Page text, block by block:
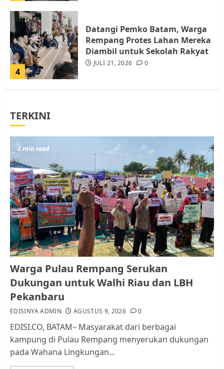
4
Datangi Pemko Batam, Warga
Rempang Protes Lahan Mereka
Diambil untuk Sekolah Rakyat
JULI 21, 2026 0
5
Resahkan Warga
JULI 17, 2026 0
1
Warga Pulau Rempang Serukan
Dukungan untuk Walhi Riau
dan LBH Pekanbaru
AGUSTUS 9, 2026 0
2
Pemko Batam Tegaskan RT dan
RW bukan Petugas Pendataan
dan Pemungutan Pajak
Kader Pajak jadi Penghubung
Pemerintah dan Masyarakat di
TERKINI
2 min read
Warga Pulau Rempang Serukan
Dukungan untuk Walhi Riau dan LBH
Pekanbaru
EDISINYA ADMIN AGUSTUS 9, 2026 0
EDISI.CO, BATAM– Masyarakat dari berbagai
kampung di Pulau Rempang menyerukan dukungan
pada Wahana Lingkungan...